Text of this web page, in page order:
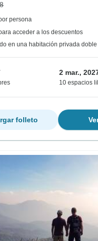
persona
acceder a los descuentos
en una habitación privada doble
2 mar.,
10 espacios
folleto